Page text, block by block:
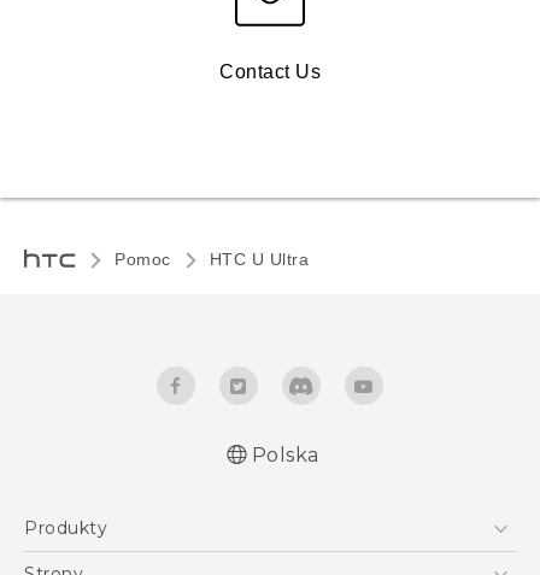
Contact Us
Pomoc HTC U Ultra‎
Polska
Produkty
Smartfony